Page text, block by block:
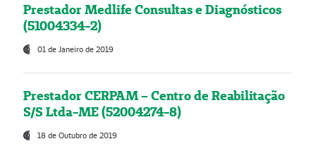
Prestador Medlife Consultas e Diagnósticos
(51004334-2)
01 de Janeiro de 2019
Prestador CERPAM – Centro de Reabilitação
S/S Ltda-ME (52004274-8)
18 de Outubro de 2019